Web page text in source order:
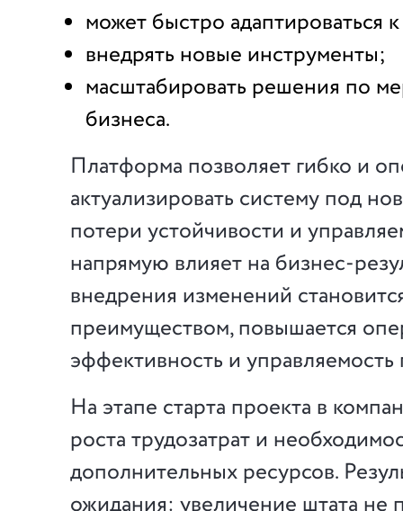
может быстро адаптироваться
внедрять новые инструменты;
масштабировать решения по
бизнеса.
Платформа позволяет гибко и
актуализировать систему под
потери устойчивости и
напрямую влияет на бизнес-
внедрения изменений
преимуществом, повышается
эффективность и управляемость
На этапе старта проекта в
роста трудозатрат и
дополнительных ресурсов.